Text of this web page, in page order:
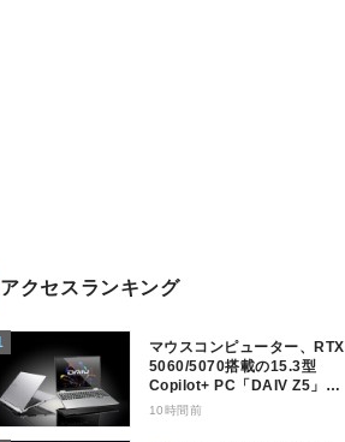
アクセスランキング
マウスコンピューター、RTX
5060/5070搭載の15.3型
Copilot+ PC「DAIV Z5」発
売
10時間前